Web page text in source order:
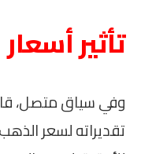
تأثير
وفي سياق متصل،